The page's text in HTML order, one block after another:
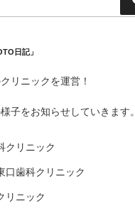
日記」
リニックを運営！
子をお知らせしていきます。
クリニック
口歯科クリニック
リニック